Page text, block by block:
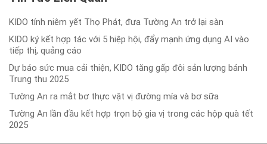
KIDO tính niêm yết Thọ Phát, đưa Tường An trở lại sàn
KIDO ký kết hợp tác với 5 hiệp hội, đẩy mạnh ứng dụng AI vào
tiếp thị, quảng cáo
Dự báo sức mua cải thiện, KIDO tăng gấp đôi sản lượng bánh
Trung thu 2025
Tường An ra mắt bơ thực vật vị đường mía và bơ sữa
Tường An lần đầu kết hợp trọn bộ gia vị trong các hộp quà tết
2025